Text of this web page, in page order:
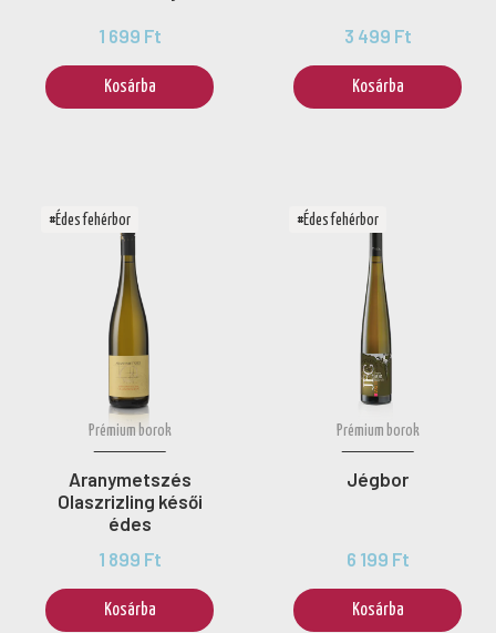
1 699 Ft
Kosárba
3 499 Ft
Kosárba
Prémium borok
Aranymetszés
Olaszrizling késői
édes
1 899 Ft
Kosárba
#Édes fehérbor
Prémium borok
Jégbor
6 199 Ft
Kosárba
#Édes fehérbor